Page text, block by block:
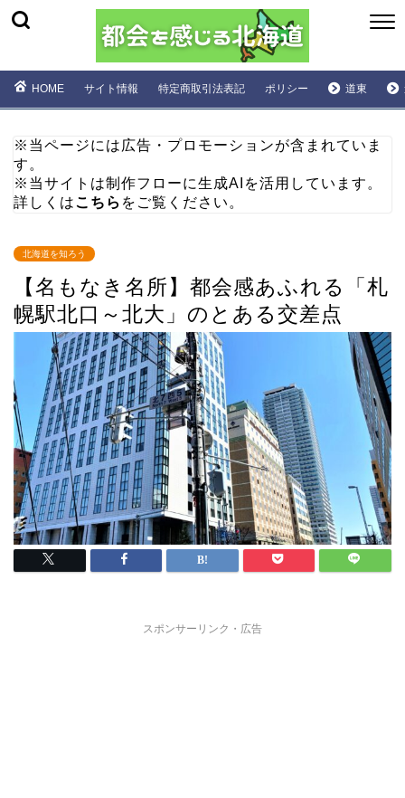
HOME サイト情報 特定商取引法表記 ポリシー 道東
※当ページには広告・プロモーションが含まれていま
す。
※当サイトは制作フローに生成AIを活用しています。
詳しくはこちら をご覧ください。
北海道を知ろう
【名もなき名所】都会感あふれる「札
幌駅北口～北大」のとある交差点
スポンサーリンク・広告